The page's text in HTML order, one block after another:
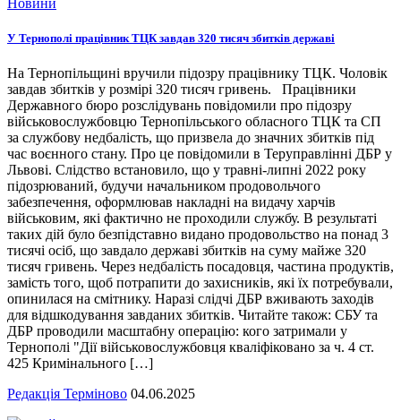
У Тернополі працівник ТЦК завдав 320 тисяч збитків державі
На Тернопільщині вручили підозру працівнику ТЦК. Чоловік
завдав збитків у розмірі 320 тисяч гривень. Працівники
Державного бюро розслідувань повідомили про підозру
військовослужбовцю Тернопільського обласного ТЦК та СП
за службову недбалість, що призвела до значних збитків під
час воєнного стану. Про це повідомили в Теруправлінні ДБР у
Львові. Слідство встановило, що у травні-липні 2022 року
підозрюваний, будучи начальником продовольчого
забезпечення, оформлював накладні на видачу харчів
військовим, які фактично не проходили службу. В результаті
таких дій було безпідставно видано продовольство на понад 3
тисячі осіб, що завдало державі збитків на суму майже 320
тисяч гривень. Через недбалість посадовця, частина продуктів,
замість того, щоб потрапити до захисників, які їх потребували,
опинилася на смітнику. Наразі слідчі ДБР вживають заходів
для відшкодування завданих збитків. Читайте також: СБУ та
ДБР проводили масштабну операцію: кого затримали у
Тернополі "Дії військовослужбовця кваліфіковано за ч. 4 ст.
425 Кримінального […]
Редакція Терміново 04.06.2025